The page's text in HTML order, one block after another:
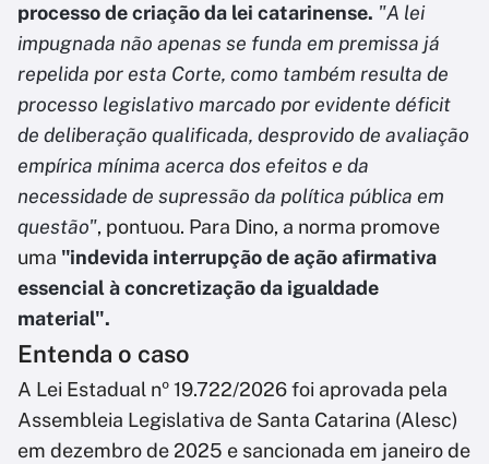
processo de criação da lei catarinense. "A lei
impugnada não apenas se funda em premissa já
repelida por esta Corte, como também resulta de
processo legislativo marcado por evidente déficit
de deliberação qualificada, desprovido de avaliação
empírica mínima acerca dos efeitos e da
necessidade de supressão da política pública em
questão", pontuou. Para Dino, a norma promove
uma "indevida interrupção de ação afirmativa
essencial à concretização da igualdade
material".
Entenda o caso
A Lei Estadual nº 19.722/2026 foi aprovada pela
Assembleia Legislativa de Santa Catarina (Alesc)
em dezembro de 2025 e sancionada em janeiro de